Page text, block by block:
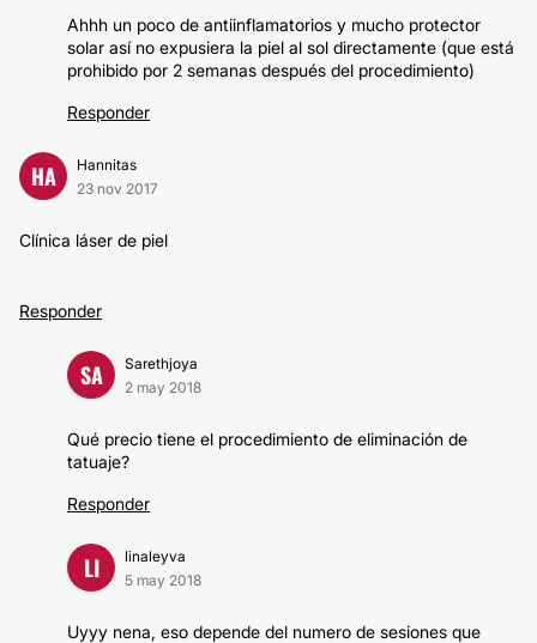
Ahhh un poco de antiinflamatorios y mucho protector
solar así no expusiera la piel al sol directamente (que está
prohibido por 2 semanas después del procedimiento)
Responder
HA
Hannitas
23 nov 2017
Clínica láser de piel
Responder
SA
Sarethjoya
2 may 2018
Qué precio tiene el procedimiento de eliminación de
tatuaje?
Responder
LI
linaleyva
5 may 2018
Uyyy nena, eso depende del numero de sesiones que